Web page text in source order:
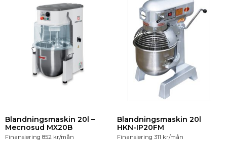
Blandningsmaskin 20l –
Mecnosud MX20B
Finansiering 852 kr/mån
Blandningsmaskin 20l
HKN-IP20FM
Finansiering 311 kr/mån